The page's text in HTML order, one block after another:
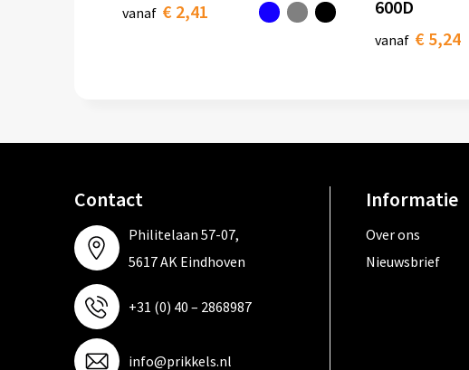
vanaf € 2,41
600D
vanaf € 5,24
Contact
Philitelaan 57-07,
5617 AK Eindhoven
+31 (0) 40 – 2868987
info@prikkels.nl
Informatie
Over ons
Nieuwsbrief